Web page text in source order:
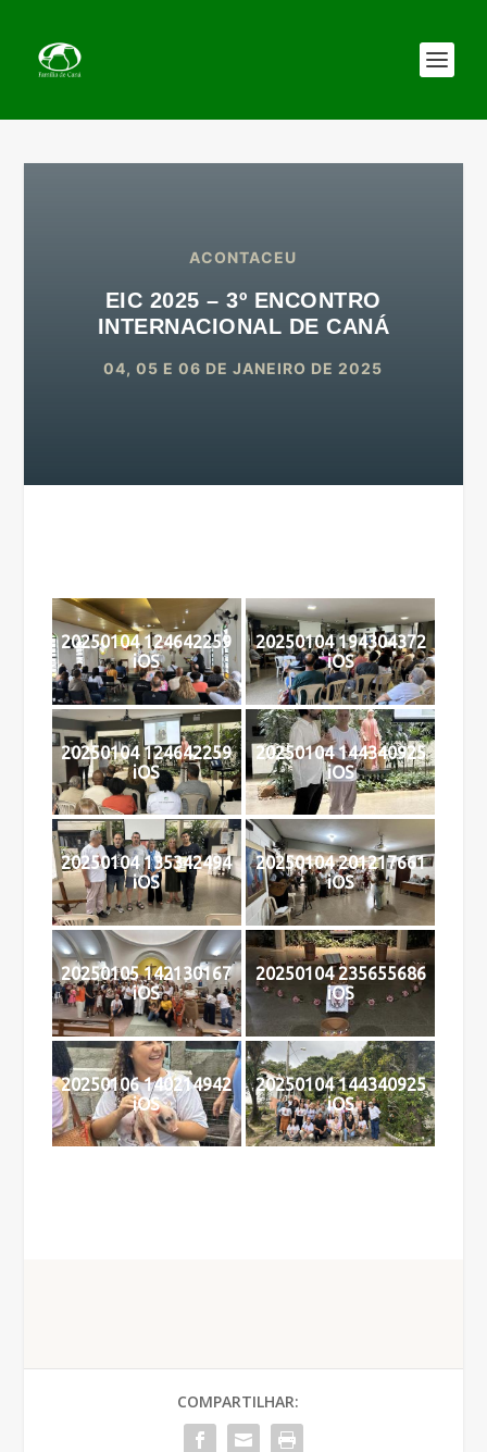
ACONTACEU
EIC 2025 – 3º ENCONTRO
INTERNACIONAL DE CANÁ
04, 05 E 06 DE JANEIRO DE 2025
20250104 124642259
iOS
20250104 194304372
iOS
20250104 124642259
iOS
20250104 144340925
iOS
20250104 135342494
iOS
20250104 201217661
iOS
20250105 142130167
iOS
20250104 235655686
iOS
20250106 140214942
iOS
20250104 144340925
iOS
COMPARTILHAR: